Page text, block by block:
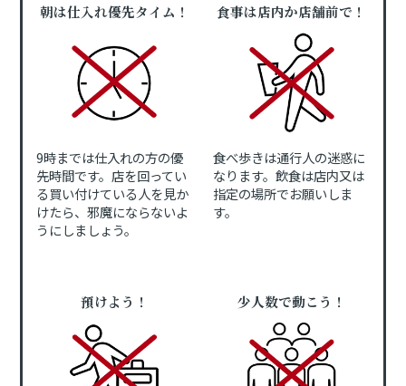
朝は仕入れ優先タイム！
9時までは仕入れの方の優
先時間です。店を回ってい
る買い付けている人を見か
けたら、邪魔にならないよ
うにしましょう。
食事は店内か店舗前で！
食べ歩きは通行人の迷惑に
なります。飲食は店内又は
指定の場所でお願いしま
す。
預けよう！ 少人数で動こう！